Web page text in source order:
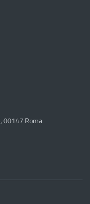
00147 Roma